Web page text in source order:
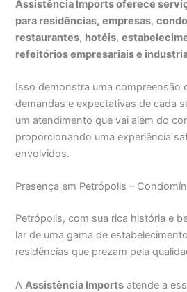
Assistência Imports oferece
para residências, empresas,
restaurantes, hotéis,
refeitórios empresariais e
Isso demonstra uma compreensão
demandas e expectativas de cada
um atendimento que vai além do
proporcionando uma experiência
envolvidos.
Presença em Petrópolis –
Petrópolis, com sua rica história e
lar de uma gama de
residências que prezam pela
A Assistência Imports atende a